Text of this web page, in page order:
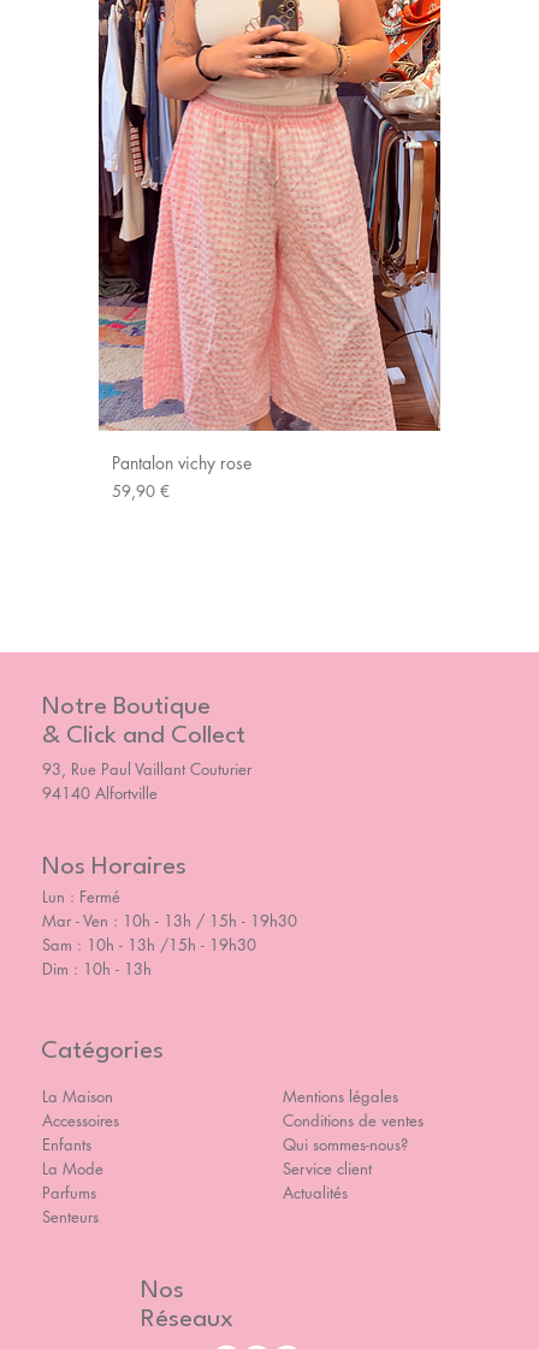
Pantalon vichy rose
Prix
59,90 €
Notre Boutique
& Click and Collect
93, Rue Paul Vaillant Couturier
94140 Alfortville
Nos Horaires
Lun : Fermé
Mar - Ven : 10h - 13h / 15h - 19h30
Sam : 10h - 13h /15h - 19h30
Dim : 10h - 13h
Catégories
La Maison
Accessoires
Enfants
La Mode
Parfums
Senteurs
Mentions légales
Conditions de ventes
Qui sommes-nous?
Service client
Actualités
Nos
Réseaux